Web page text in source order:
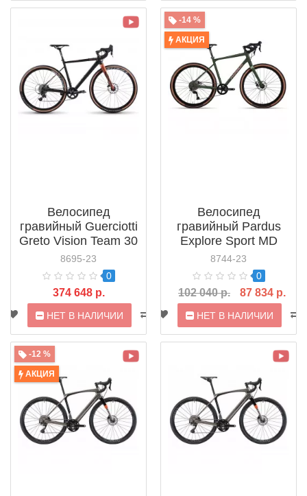
Велосипед
гравийный Guerciotti
Greto Vision Team 30
Rival Disc (2023)
8695-23
0
374 648 р.
НЕТ В НАЛИЧИИ
-14 %
АКЦИЯ
Велосипед
гравийный Pardus
Explore Sport MD
Sora (2023)
8744-23
0
102 040 р. 87 834 р.
НЕТ В НАЛИЧИИ
-12 %
АКЦИЯ